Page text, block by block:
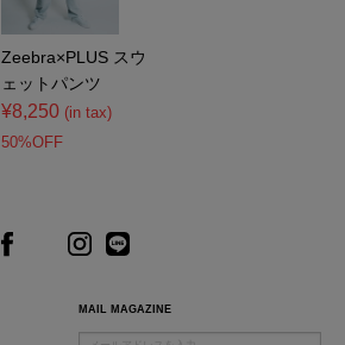
Zeebra×PLUS スウ
ェットパンツ
¥8,250 (in tax)
50%OFF
MAIL MAGAZINE